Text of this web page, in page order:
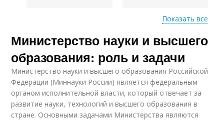
Основные проблемы Основные цели
Показать все
Министерство науки и высшего
образования: роль и задачи
Министерство науки и высшего образования Российской
Федерации (Миннауки России) является федеральным
органом исполнительной власти, который отвечает за
развитие науки, технологий и высшего образования в
стране. Основными задачами Министерства являются